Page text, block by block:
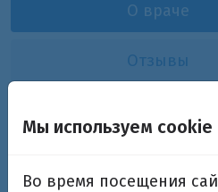
О враче
Отзывы
Рабкесова
Мы используем cookie
Во время посещения